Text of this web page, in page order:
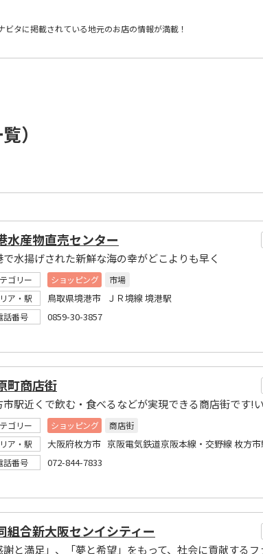
ビタに掲載されている地元のお店の情報が満載！
）
水産物直売センター
で水揚げされた新鮮な海の幸がどこよりも早く
ゴリー ショッピング
市場
ア・駅
鳥取県境港市 ＪＲ境線 境港駅
話番号 0859-30-3857
町商店街
ゴリー ショッピング
商店街
ア・駅
大阪府枚方市 京阪電気鉄道京阪本線・交野線 枚方市
話番号 072-844-7833
組合新大阪センイシティー